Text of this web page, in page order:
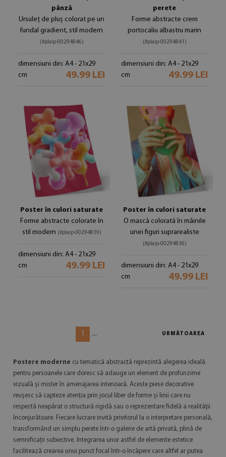
pânză
Ursuleț de pluș colorat pe un
fundal gradient, stil modern
(#plaip-00294846)
dimensiuni din: A4 - 21x29
cm
49.99 LEI
perete
Forme abstracte crem
portocaliu albastru marin
(#plaip-00294841)
dimensiuni din: A4 - 21x29
cm
49.99 LEI
Poster în culori saturate
Forme abstracte colorate în
stil modern (#plaip-00294839)
dimensiuni din: A4 - 21x29
cm
49.99 LEI
Poster în culori saturate
O mască colorată în mâinile
unei figuri suprarealiste
(#plaip-00294836)
dimensiuni din: A4 - 21x29
cm
49.99 LEI
1 ... URMĂTOAREA
Postere moderne cu tematică abstractă reprezintă alegerea ideală
pentru persoanele care doresc să adauge un element de profunzime
vizuală și mister în amenajarea interioară. Aceste piese decorative
reușesc să capteze atenția prin jocul liber de forme și linii care nu
respectă neapărat o structură rigidă sau o reprezentare fidelă a realității
înconjurătoare. Fiecare lucrare invită privitorul la o interpretare personală,
transformând un simplu perete într-o galerie de artă privată, plină de
semnificații subiective. Integrarea unor astfel de elemente estetice
facilitează crearea unui punct focal într-o încăpere care altfel ar putea